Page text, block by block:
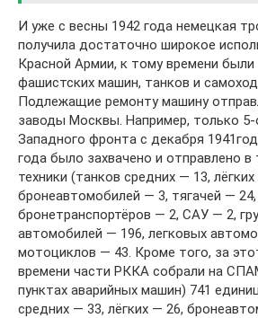
И уже с весны 1942 года немецкая
получила достаточно широкое
Красной Армии, к тому времени были
фашистских машин, танков и
Подлежащие ремонту машину
заводы Москвы. Например, только 5-
Западного фронта с декабря
года было захвачено и отправлено в
техники (танков средних — 13,
бронеавтомобилей — 3, тягачей — 24,
бронетранспортёров — 2, САУ — 2,
автомобилей — 196, легковых
мотоциклов — 43. Кроме того, за
времени части РККА собрали на
пунктах аварийных машин) 741
средних — 33, лёгких — 26,